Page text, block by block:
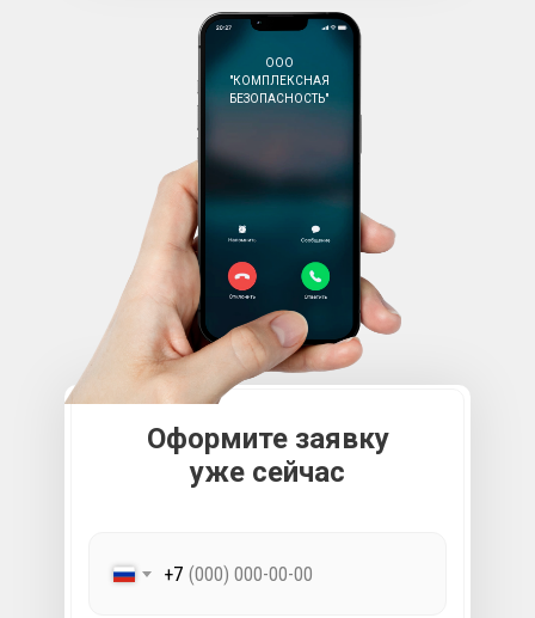
+7
Оформите заявку
уже сейчас
ООО
"КОМПЛЕКСНАЯ
БЕЗОПАСНОСТЬ"